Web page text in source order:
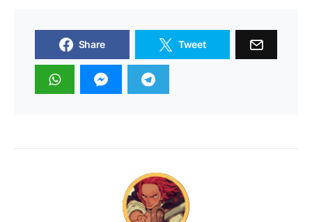
Share Tweet